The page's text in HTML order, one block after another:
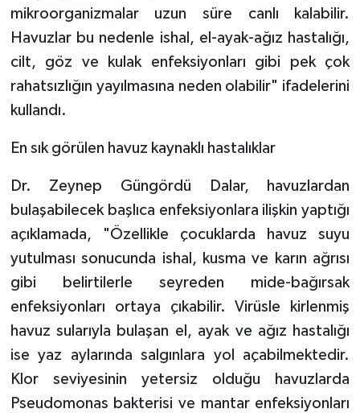
mikroorganizmalar uzun süre canlı kalabilir.
Havuzlar bu nedenle ishal, el-ayak-ağız hastalığı,
cilt, göz ve kulak enfeksiyonları gibi pek çok
rahatsızlığın yayılmasına neden olabilir" ifadelerini
kullandı.
En sık görülen havuz kaynaklı hastalıklar
Dr. Zeynep Güngördü Dalar, havuzlardan
bulaşabilecek başlıca enfeksiyonlara ilişkin yaptığı
açıklamada, "Özellikle çocuklarda havuz suyu
yutulması sonucunda ishal, kusma ve karın ağrısı
gibi belirtilerle seyreden mide-bağırsak
enfeksiyonları ortaya çıkabilir. Virüsle kirlenmiş
havuz sularıyla bulaşan el, ayak ve ağız hastalığı
ise yaz aylarında salgınlara yol açabilmektedir.
Klor seviyesinin yetersiz olduğu havuzlarda
Pseudomonas bakterisi ve mantar enfeksiyonları